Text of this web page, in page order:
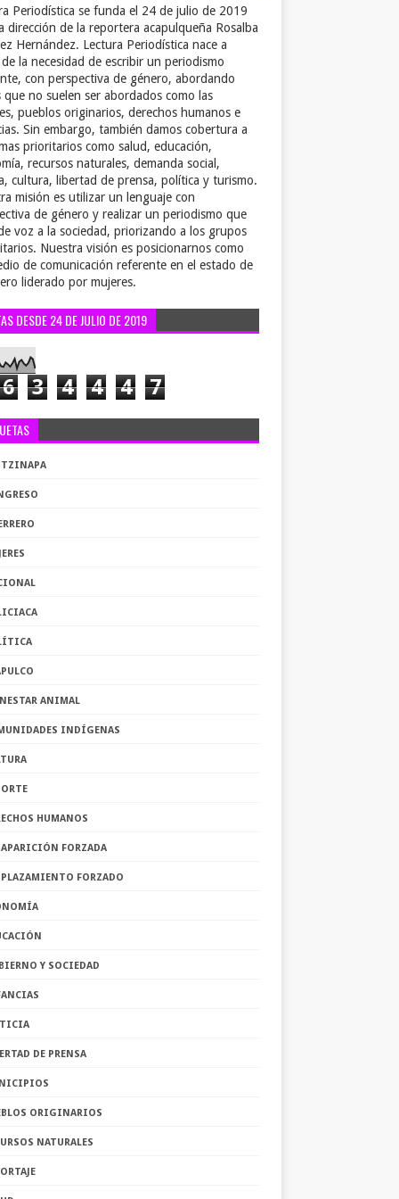
Periodística se funda el 24 de julio de 2019
dirección de la reportera acapulqueña Rosalba
Hernández. Lectura Periodística nace a
la necesidad de escribir un periodismo
con perspectiva de género, abordando
que no suelen ser abordados como las
pueblos originarios, derechos humanos e
Sin embargo, también damos cobertura a
prioritarios como salud, educación,
recursos naturales, demanda social,
cultura, libertad de prensa, política y turismo.
misión es utilizar un lenguaje con
de género y realizar un periodismo que
voz a la sociedad, priorizando a los grupos
Nuestra visión es posicionarnos como
de comunicación referente en el estado de
liderado por mujeres.
DESDE 24 DE JULIO DE 2019
6 3 4 4 4 7
ANIMAL
INDÍGENAS
HUMANOS
FORZADA
FORZADO
Y SOCIEDAD
DE PRENSA
ORIGINARIOS
NATURALES